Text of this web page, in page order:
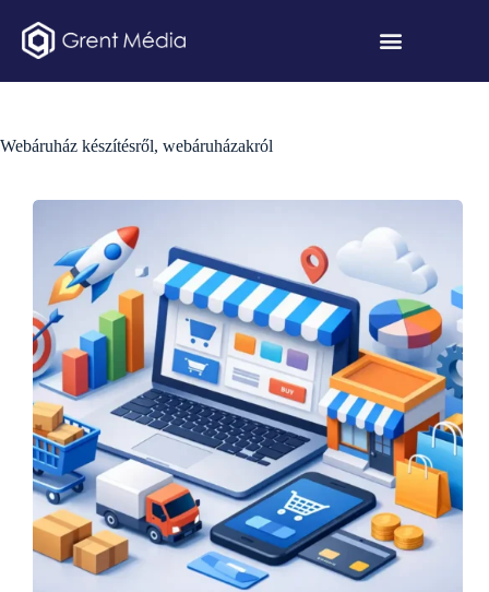
Webáruház készítésről, webáruházakról